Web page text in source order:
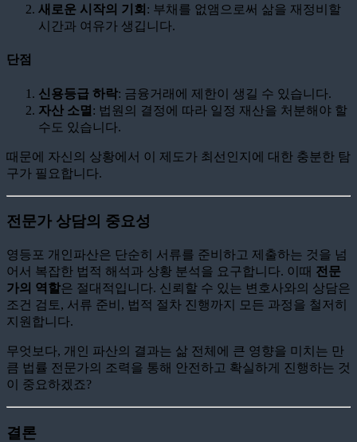
새로운 시작의 기회 : 부채를 없앰으로써 삶을 재정비할
시간과 여유가 생깁니다.
단점
신용등급 하락: 금융거래에 제한이 생길 수 있습니다.
자산 소멸 : 법원의 결정에 따라 일정 재산을 처분해야 할
수도 있습니다.
때문에 자신의 상황에서 이 제도가 최선인지에 대한 충분한 탐
구가 필요합니다.
전문가 상담의 중요성
영등포 개인파산은 단순히 서류를 준비하고 제출하는 것을 넘
어서 복잡한 법적 해석과 상황 분석을 요구합니다. 이때 전문
가의 역할은 절대적입니다. 신뢰할 수 있는 변호사와의 상담은
조건 검토, 서류 준비, 법적 절차 진행까지 모든 과정을 철저히
지원합니다.
무엇보다, 개인 파산의 결과는 삶 전체에 큰 영향을 미치는 만
큼 법률 전문가의 조력을 통해 안전하고 확실하게 진행하는 것
이 중요하겠죠?
결론